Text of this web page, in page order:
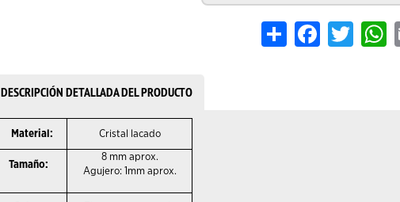
Share FacebookTwitter
DESCRIPCIÓN DETALLADA DEL PRODUCTO
Material: Cristal lacado
Tamaño:
8 mm aprox.
Agujero: 1mm aprox.